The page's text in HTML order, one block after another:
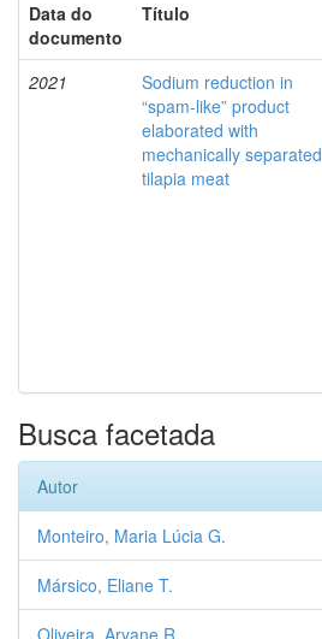
Data do
documento
Título
2021
Sodium reduction in
“spam-like” product
elaborated with
mechanically separated
tilapia meat
Busca facetada
Autor
Monteiro, Maria Lúcia G.
Mársico, Eliane T.